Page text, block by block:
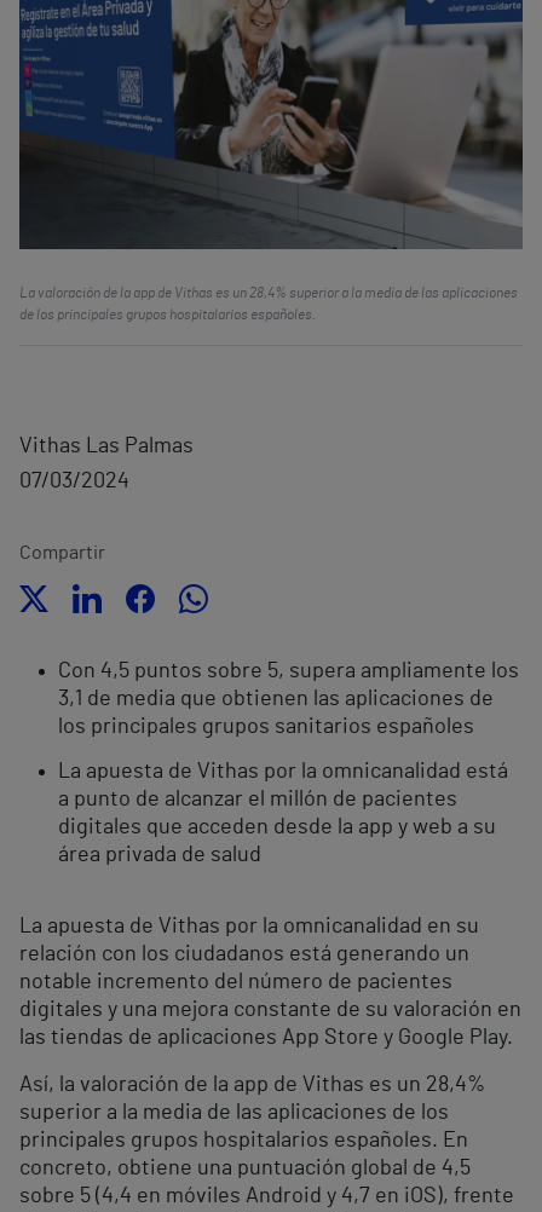
La valoración de la app de Vithas es un 28,4% superior a la media de las aplicaciones
de los principales grupos hospitalarios españoles.
Vithas Las Palmas
07/03/2024
Compartir
Con 4,5 puntos sobre 5, supera ampliamente los
3,1 de media que obtienen las aplicaciones de
los principales grupos sanitarios españoles
La apuesta de Vithas por la omnicanalidad está
a punto de alcanzar el millón de pacientes
digitales que acceden desde la app y web a su
área privada de salud
La apuesta de Vithas por la omnicanalidad en su
relación con los ciudadanos está generando un
notable incremento del número de pacientes
digitales y una mejora constante de su valoración en
las tiendas de aplicaciones App Store y Google Play.
Así, la valoración de la app de Vithas es un 28,4%
superior a la media de las aplicaciones de los
principales grupos hospitalarios españoles. En
concreto, obtiene una puntuación global de 4,5
sobre 5 (4,4 en móviles Android y 4,7 en iOS), frente